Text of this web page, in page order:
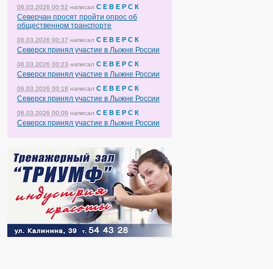
06.03.2026 00:52 написал С Е В Е Р С К
Северчан просят пройти опрос об
общественном транспорте
06.03.2026 00:37 написал С Е В Е Р С К
Северск принял участие в Лыжне России
06.03.2026 00:23 написал С Е В Е Р С К
Северск принял участие в Лыжне России
06.03.2026 00:18 написал С Е В Е Р С К
Северск принял участие в Лыжне России
06.03.2026 00:09 написал С Е В Е Р С К
Северск принял участие в Лыжне России